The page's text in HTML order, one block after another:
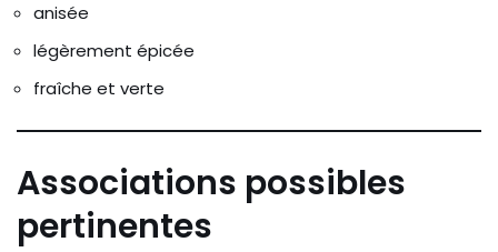
anisée
légèrement épicée
fraîche et verte
Associations possibles
pertinentes